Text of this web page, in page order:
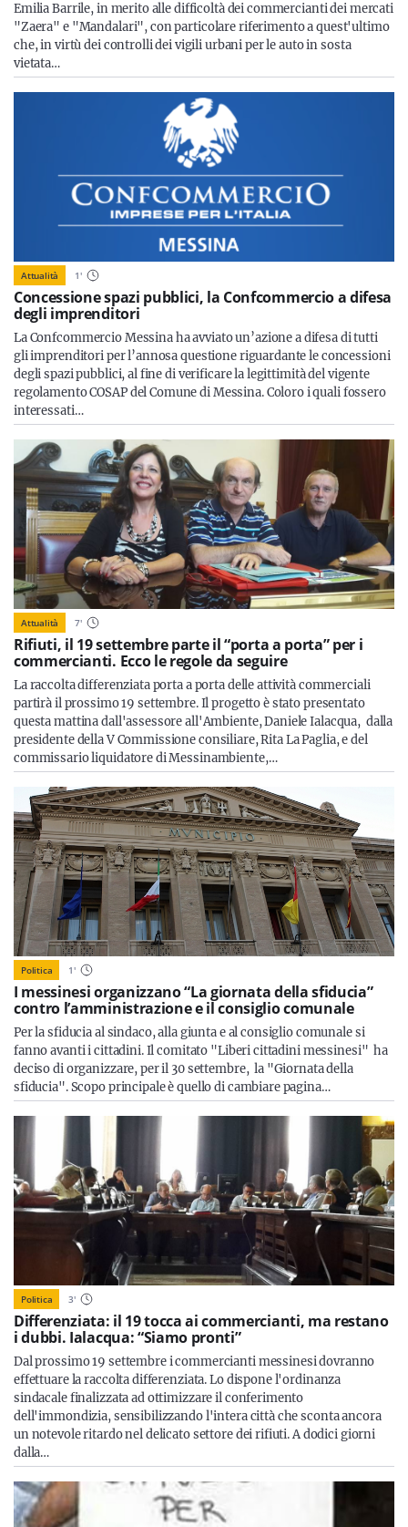
Emilia Barrile, in merito alle difficoltà dei commercianti dei mercati
"Zaera" e "Mandalari", con particolare riferimento a quest'ultimo
che, in virtù dei controlli dei vigili urbani per le auto in sosta
vietata…
Attualità 1'
Concessione spazi pubblici, la Confcommercio a difesa
degli imprenditori
La Confcommercio Messina ha avviato un’azione a difesa di tutti
gli imprenditori per l’annosa questione riguardante le concessioni
degli spazi pubblici, al fine di verificare la legittimità del vigente
regolamento COSAP del Comune di Messina. Coloro i quali fossero
interessati…
Attualità 7'
Rifiuti, il 19 settembre parte il “porta a porta” per i
commercianti. Ecco le regole da seguire
La raccolta differenziata porta a porta delle attività commerciali
partirà il prossimo 19 settembre. Il progetto è stato presentato
questa mattina dall'assessore all'Ambiente, Daniele Ialacqua, dalla
presidente della V Commissione consiliare, Rita La Paglia, e del
commissario liquidatore di Messinambiente,…
Politica 1'
I messinesi organizzano “La giornata della sfiducia”
contro l’amministrazione e il consiglio comunale
Per la sfiducia al sindaco, alla giunta e al consiglio comunale si
fanno avanti i cittadini. Il comitato "Liberi cittadini messinesi" ha
deciso di organizzare, per il 30 settembre, la "Giornata della
sfiducia". Scopo principale è quello di cambiare pagina…
Politica 3'
Differenziata: il 19 tocca ai commercianti, ma restano
i dubbi. Ialacqua: “Siamo pronti”
Dal prossimo 19 settembre i commercianti messinesi dovranno
effettuare la raccolta differenziata. Lo dispone l'ordinanza
sindacale finalizzata ad ottimizzare il conferimento
dell'immondizia, sensibilizzando l'intera città che sconta ancora
un notevole ritardo nel delicato settore dei rifiuti. A dodici giorni
dalla…